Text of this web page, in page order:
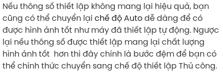
Nếu thông số thiết lập không mang lại hiệu quả, bạn
cũng có thể chuyển lại chế độ Autodễ dàng để có
được hình ảnh tốt như máy đã thiết lập tự động. Ngược
lại nếu thông số được thiết lập mang lại chất lượng
hình ảnh tốt hơn thì đây chính là bước đệm để bạn có
thể chính thức chuyển sang chế độ thiết lập Thủ công.